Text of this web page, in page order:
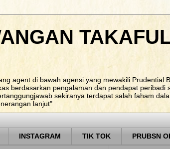
agent di bawah agensi yang mewakili Prudential
berdasarkan pengalaman dan pendapat
sekiranya terdapat salah faham
lanjut"
INSTAGRAM TIK TOK PRUBSN